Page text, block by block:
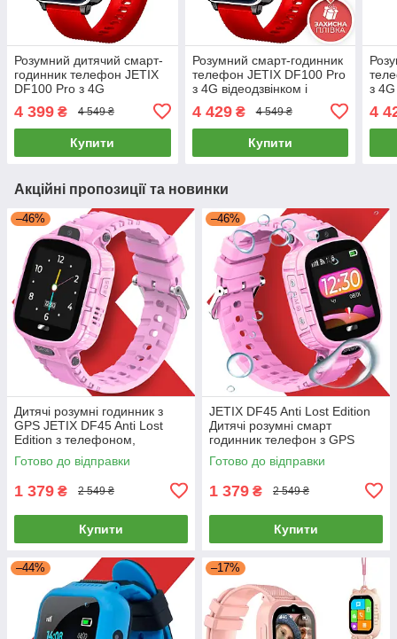
Розумний дитячий смарт-
годинник телефон JETIX
DF100 Pro з 4G
вібродзвінком і
вологозахистом IP67 —
4 399 ₴ 4 549 ₴
Купити
Розумний смарт-годинник
телефон JETIX DF100 Pro
з 4G відеодзвінком і
(Red) + Захисна плівка
4 429₴ 4 549 ₴
Купити
з 4G
4
Акційні пропозиції та новинки
–46%
Дитячі розумні годинник з
GPS JETIX DF45 Anti Lost
Edition з телефоном,
камерою і Wi-Fi (Coral)
Готово до відправки
1 379 ₴ 2 549 ₴
Купити
–46%
JETIX DF45 Anti Lost Edition
Дитячі розумні смарт
годинник телефон з GPS
трекером і камерою
(Кораловые)
Готово до відправки
1 379 ₴ 2 549 ₴
Купити
–44% –17%